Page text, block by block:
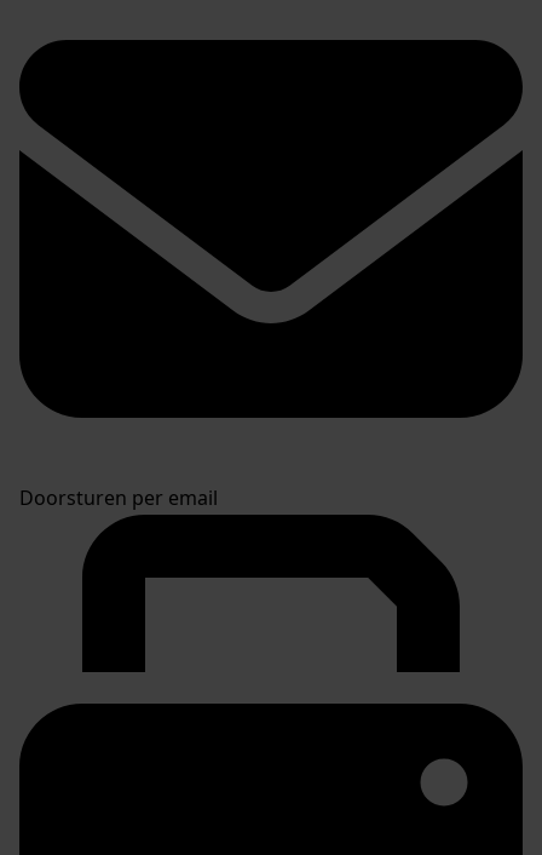
Doorsturen per email